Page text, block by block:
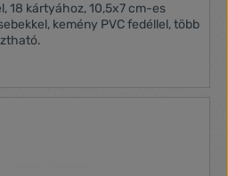
18 kártyához, 10,5x7 cm-es
kemény PVC fedéllel, több